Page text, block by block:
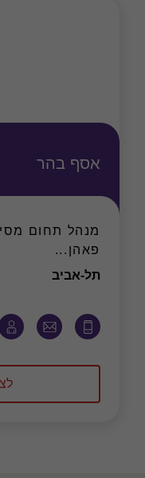
אסף בהר
מנהל תחום
פאהן...
תל-אביב